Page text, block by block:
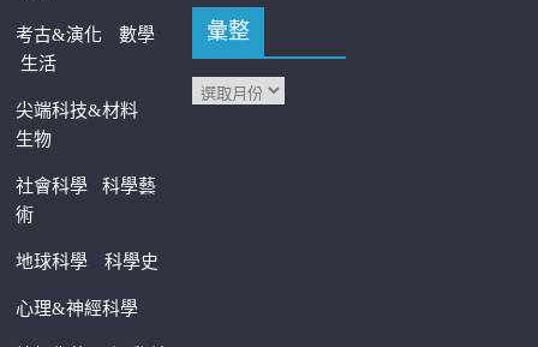
考古&演化
數學
生活
尖端科技&材料
生物
社會科學科學藝
術
地球科學 科學史
心理&神經科學
彙整